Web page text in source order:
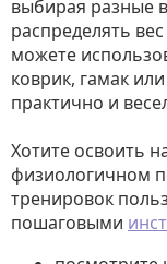
выбирая разные
распределять
можете
коврик, гамак
практично и
Хотите освоить
физиологичном
тренировок
пошаговыми